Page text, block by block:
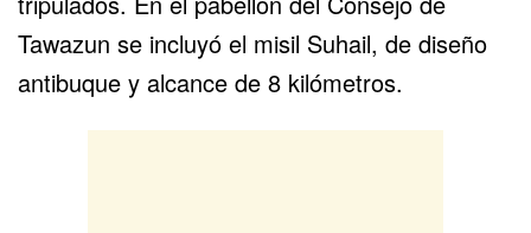
Tawazun se incluyó el misil Suhail, de diseño
antibuque y alcance de 8 kilómetros.